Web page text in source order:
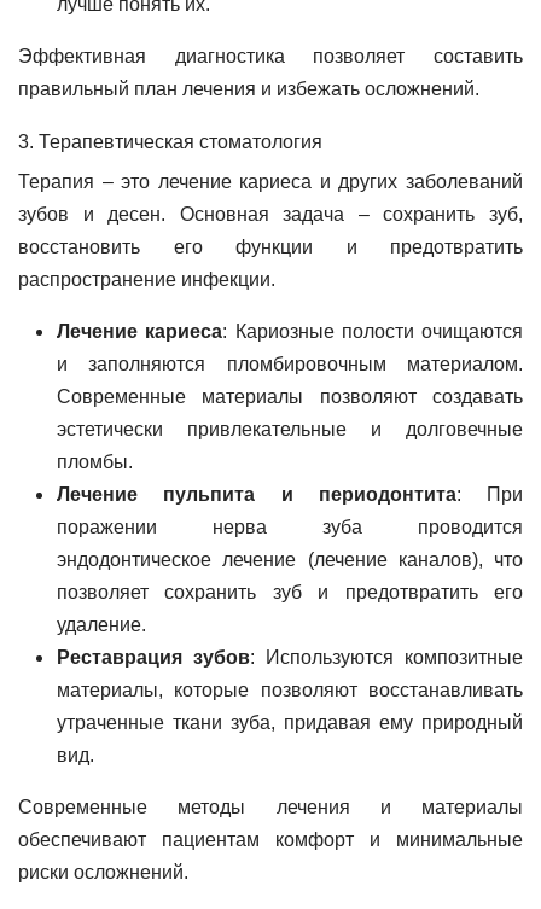
лучше понять их.
Эффективная диагностика позволяет составить
правильный план лечения и избежать осложнений.
3. Терапевтическая стоматология
Терапия – это лечение кариеса и других заболеваний
зубов и десен. Основная задача – сохранить зуб,
восстановить его функции и предотвратить
распространение инфекции.
Лечение кариеса: Кариозные полости очищаются
и заполняются пломбировочным материалом.
Современные материалы позволяют создавать
эстетически привлекательные и долговечные
пломбы.
Лечение пульпита и периодонтита: При
поражении нерва зуба проводится
эндодонтическое лечение (лечение каналов), что
позволяет сохранить зуб и предотвратить его
удаление.
Реставрация зубов: Используются композитные
материалы, которые позволяют восстанавливать
утраченные ткани зуба, придавая ему природный
вид.
Современные методы лечения и материалы
обеспечивают пациентам комфорт и минимальные
риски осложнений.